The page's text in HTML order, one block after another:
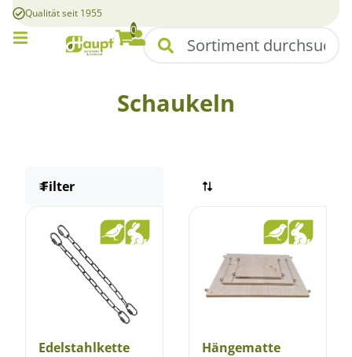
Qualität seit 1955
Suchen
0
Warenkorb
Konto
Mobile Menü
Schaukeln
Filter
Edelstahlkette Hängematte